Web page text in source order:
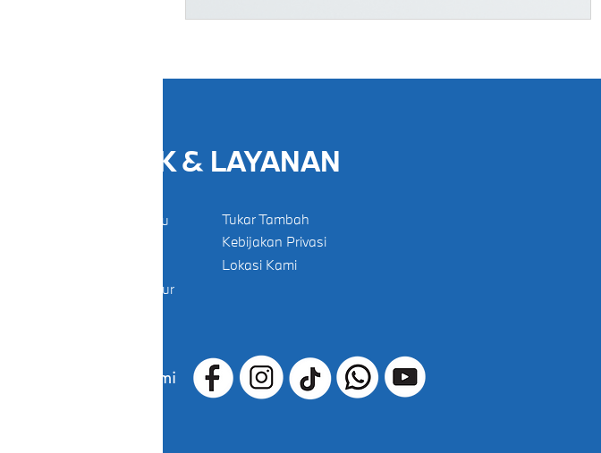
PRODUK & LAYANAN
Tukar Tambah
Kebijakan Privasi
Lokasi Kami
Produk Daihatsu
Download Brosur
Temukan Kami